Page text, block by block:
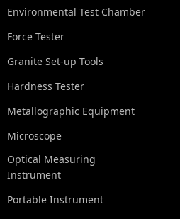
Environmental Test Chamber
Force Tester
Granite Set-up Tools
Hardness Tester
Metallographic Equipment
Microscope
Optical Measuring
Instrument
Portable Instrument